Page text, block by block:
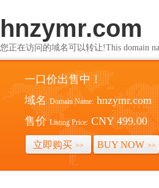
hnzymr.com
您正在访问的域名可以转让!This domain
一口价出售中！
域名 Domain Name: hnzymr.com
售价 Listing Price: CNY 499.00
立即购买 >> BUY NOW >>